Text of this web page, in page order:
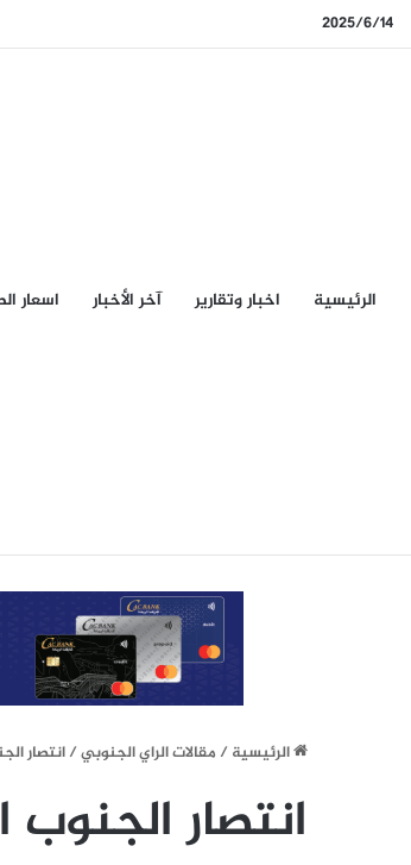
2025/6/14
الرئيسيِة اخبار وتقارير آخر الأخبار اسعار
الرئيسيِة/مقالات الراي الجنوبي/انتصار
انتصار الجنوب